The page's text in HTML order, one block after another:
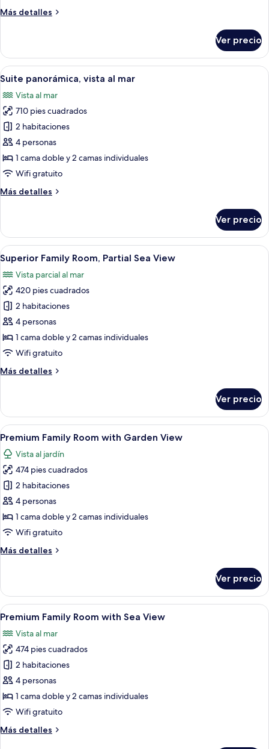
View
Más detalles
Más
Family
Room,
Sea
Ver precio
Abrir
todas
las
fotos
de
Suite
panorámica,
vista
mar
Habitación de hotel moderna con
13
Suite panorámica, vista al mar
Vista al mar
710 pies cuadrados
2 habitaciones
4 personas
1 cama doble y 2 camas individuales
Wifi gratuito
Más detalles
Más
panorámica,
vista
al
mar
Ver precio
Abrir
todas
las
fotos
de
Superior
Family
Room,
Partial
Sea
Habitación de hotel con cama,
4
Superior Family Room, Partial Sea View
Vista parcial al mar
420 pies cuadrados
2 habitaciones
4 personas
1 cama doble y 2 camas individuales
Wifi gratuito
Más detalles
Más
Family
Room,
Partial
Sea
View
Ver precio
Abrir
todas
las
fotos
de
Premium
Family
Room
Garden
Artículos del minibar gratis y caja de
9
Premium Family Room with Garden View
Vista al jardín
474 pies cuadrados
2 habitaciones
4 personas
1 cama doble y 2 camas individuales
Wifi gratuito
Más detalles
Más
Family
Room
with
View
Ver precio
Abrir
todas
las
fotos
de
Premium
Family
Room
Sea
10
Premium Family Room with Sea View
Vista al mar
474 pies cuadrados
2 habitaciones
4 personas
1 cama doble y 2 camas individuales
Wifi gratuito
Más detalles
Más